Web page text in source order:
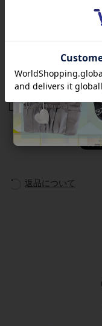
いませ。緩衝材やセ
この商品は簡易ラッ
ンでラッピングします
商品番号 2256042
返品について